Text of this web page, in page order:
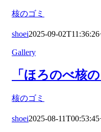
核のゴミ
shoei2025-09-
Gallery
「ほろのべ核
核のゴミ
shoei2025-08-